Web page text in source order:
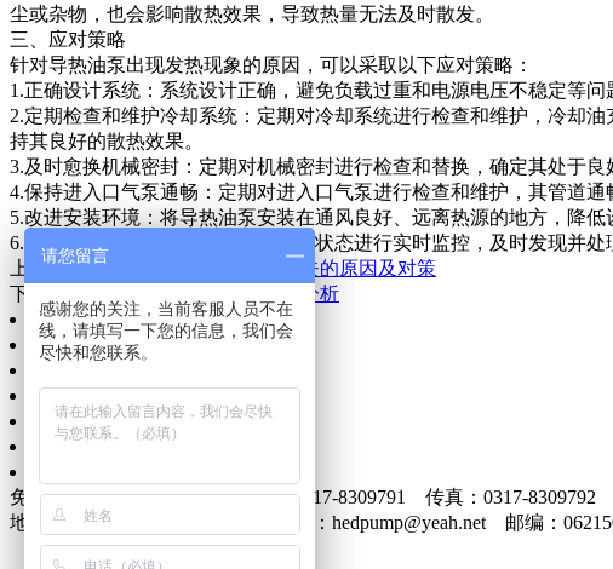
尘或杂物，也会影响散热效果，导致热量无法及时散发。
三、应对策略
针对导热油泵出现发热现象的原因，可以采取以下应对策略：
1.正确设计系统：系统设计正确，避免负载过重和电源电压不稳定等
2.定期检查和维护冷却系统：定期对冷却系统进行检查和维护，冷却
持其良好的散热效果。
3.及时愈换机械密封：定期对机械密封进行检查和替换，确定其处于
4.保持进入口气泵通畅：定期对进入口气泵进行检查和维护，其管道
5.改进安装环境：将导热油泵安装在通风良好、远离热源的地方，降
6.增加设备监控：对导热油泵的运行状态进行实时监控，及时发现并
上一篇：螺杆泵操作不当与保养缺失的原因及对策
下一篇：
有关螺杆泵容易坏的原因分析
网站首页
公司简介
产品展示
质量服务
企业文化
免费电话：400-0317-986 电话：0317-8309791 传真：0317-8309792
地址：南皮县泊东泊盐路南 E-mail：hedpump@yeah.net 邮编：
请您留言
感谢您的关注，当前客服人员不在
线，请填写一下您的信息，我们会
尽快和您联系。